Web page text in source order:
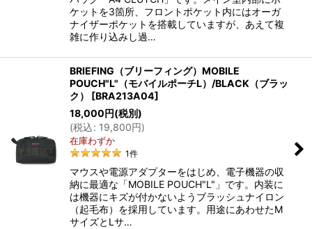
ケットを3箇所、フロントポケット内にはオーガ
ナイザーポケットを搭載していますが、あえて複
雑に作り込みし過…
BRIEFING（ブリーフィング）MOBILE
POUCH"L"（モバイルポーチL）/BLACK（ブラッ
ク）
[BRA213A04]
18,000円(税別)
(税込: 19,800円)
在庫わずか
1件
マウスや電源アダプターをはじめ、電子機器の収
納に最適な「MOBILE POUCH"L"」です。内装に
は機器にキズが付かないようブラッシュナイロン
（起毛布）を採用しています。用途にあわせたM
サイズとLサ…